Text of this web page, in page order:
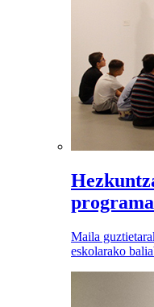
Maila
eskolarako